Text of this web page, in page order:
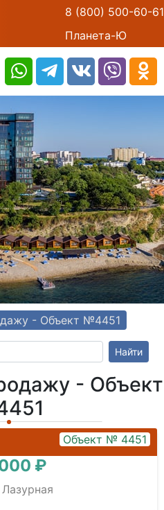
8 (800) 500-60-61
Планета-Ю
- Объект №4451
Найти
- Объект
Объект № 4451
₽